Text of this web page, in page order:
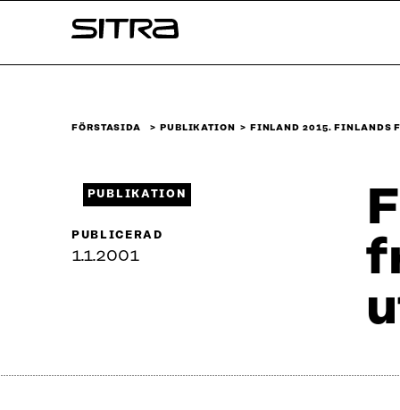
↓
Sitra
FÖRSTASIDA PUBLIKATION FINLAND 2015. FINLANDS
PUBLIKATION
PUBLICERAD
1.1.2001